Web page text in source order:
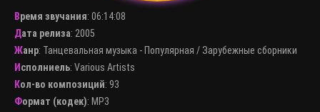
Время звучания: 06:14:08
Дата релиза: 2005
Жанр: Танцевальная музыка - Популярная / Зарубежные сборники
Исполниель: Various Artists
Кол-во композиций: 93
Формат (кодек): MP3